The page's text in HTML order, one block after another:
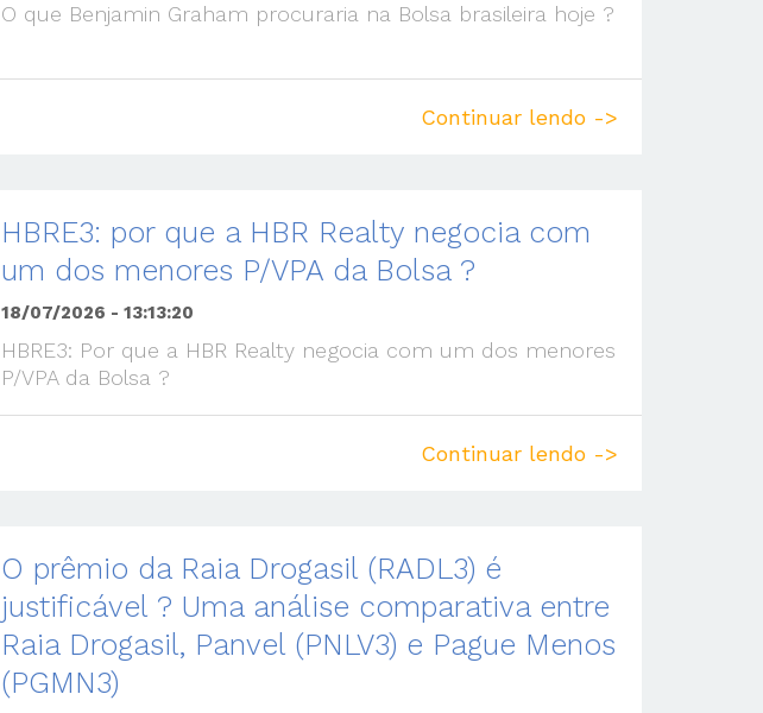
O que Benjamin Graham procuraria na Bolsa brasileira hoje ?
Continuar lendo ->
HBRE3: por que a HBR Realty negocia com
um dos menores P/VPA da Bolsa ?
18/07/2026 - 13:13:20
HBRE3: Por que a HBR Realty negocia com um dos menores
P/VPA da Bolsa ?
Continuar lendo ->
O prêmio da Raia Drogasil (RADL3) é
justificável ? Uma análise comparativa entre
Raia Drogasil, Panvel (PNLV3) e Pague Menos
(PGMN3)